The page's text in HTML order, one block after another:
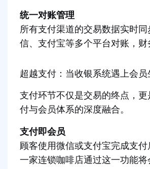
统一对账管理
所有支付渠道的交易数据实时
信、支付宝等多个平台对账，
超越支付：当收银系统遇上会员
支付环节不仅是交易的终点，
付与会员体系的深度融合。
支付即会员
顾客使用微信或支付宝完成支
一家连锁咖啡店通过这一功能